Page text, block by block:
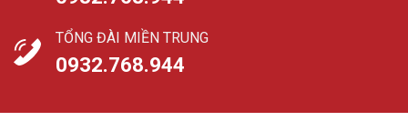
TỔNG ĐÀI MIỀN TRUNG
0932.768.944